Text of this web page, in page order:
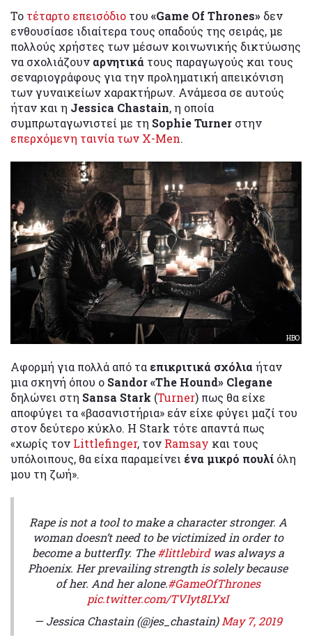
Το τέταρτο επεισόδιο του «Game Of Thrones» δεν
ενθουσίασε ιδιαίτερα τους οπαδούς της σειράς, με
πολλούς χρήστες των μέσων κοινωνικής δικτύωσης
να σχολιάζουν αρνητικά τους παραγωγούς και τους
σεναριογράφους για την προληματική απεικόνιση
των γυναικείων χαρακτήρων. Ανάμεσα σε αυτούς
ήταν και η Jessica Chastain, η οποία
συμπρωταγωνιστεί με τη Sophie Turner στην
επερχόμενη ταινία των X-Men.
HBO
Αφορμή για πολλά από τα επικριτικά σχόλια ήταν
μια σκηνή όπου o Sandor «The Hound» Clegane
δηλώνει στη Sansa Stark (Turner) πως θα είχε
αποφύγει τα «βασανιστήρια» εάν είχε φύγει μαζί του
στον δεύτερο κύκλο. Η Stark τότε απαντά πως
«χωρίς τον Littlefinger, τον Ramsay και τους
υπόλοιπους, θα είχα παραμείνει ένα μικρό πουλί όλη
μου τη ζωή».
Rape is not a tool to make a character stronger. A
woman doesn’t need to be victimized in order to
become a butterfly. The#littlebirdwas always a
Phoenix. Her prevailing strength is solely because
of her. And her alone.#GameOfThrones
pic.twitter.com/TVIyt8LYxI
— Jessica Chastain (@jes_chastain) May 7, 2019